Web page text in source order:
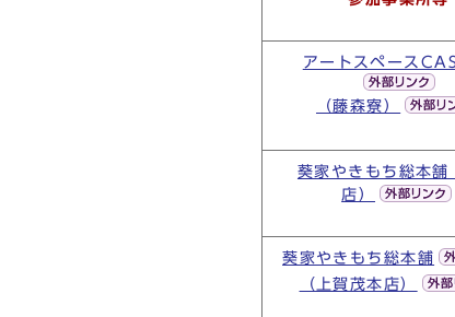
アートスペース
（藤森寮）
葵家やきもち総本舗
店）
葵家やきもち総本舗
（上賀茂本店）